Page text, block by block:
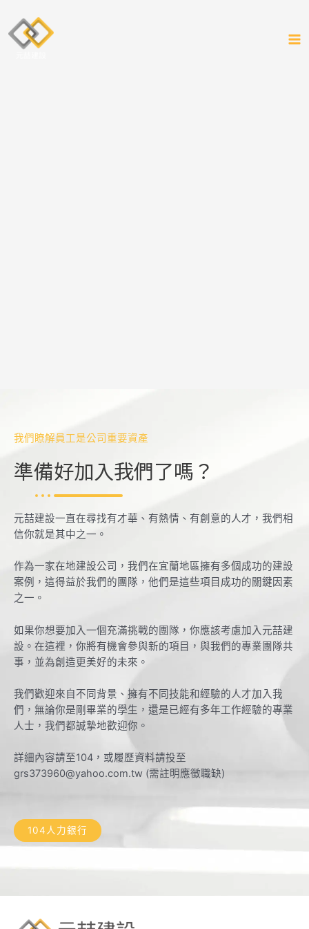
我們瞭解員工是公司重要資產
準備好加入我們了嗎？
元喆建設一直在尋找有才華、有熱情、有創意的人才，我們相
信你就是其中之一。
作為一家在地建設公司，我們在宜蘭地區擁有多個成功的建設
案例，這得益於我們的團隊，他們是這些項目成功的關鍵因素
之一。
如果你想要加入一個充滿挑戰的團隊，你應該考慮加入元喆建
設。在這裡，你將有機會參與新的項目，與我們的專業團隊共
事，並為創造更美好的未來。
我們歡迎來自不同背景、擁有不同技能和經驗的人才加入我
們，無論你是剛畢業的學生，還是已經有多年工作經驗的專業
人士，我們都誠摯地歡迎你。
詳細內容請至104，或履歷資料請投至
grs373960@yahoo.com.tw (需註明應徵職缺)
104人力銀行